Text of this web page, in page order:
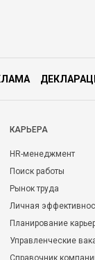
КАРЬЕРА
HR-менеджмент
Поиск работы
Рынок труда
Личная
Планирование
Управленческие
Справочник